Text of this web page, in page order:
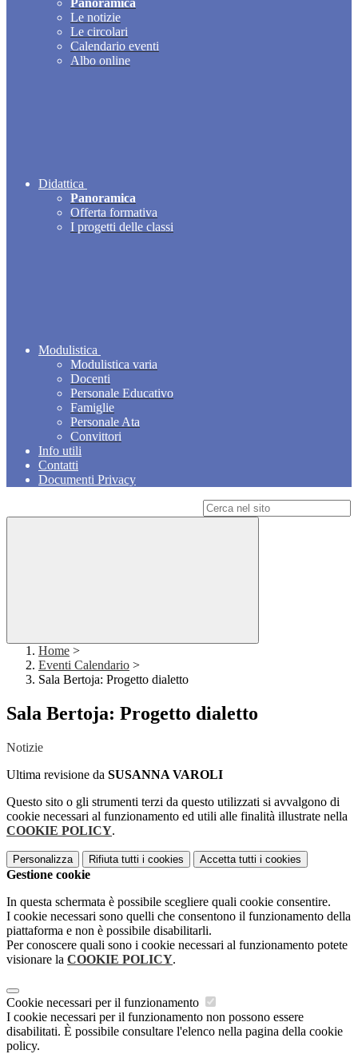
Panoramica
Le notizie
Le circolari
Calendario eventi
Albo online
Didattica
Panoramica
Offerta formativa
I progetti delle classi
Modulistica
Modulistica varia
Docenti
Personale Educativo
Famiglie
Personale Ata
Convittori
Info utili
Contatti
Documenti Privacy
Home >
Eventi Calendario >
Sala Bertoja: Progetto dialetto
Sala Bertoja: Progetto dialetto
Notizie
Ultima revisione da SUSANNA VAROLI
Questo sito o gli strumenti terzi da questo utilizzati si avvalgono di
cookie necessari al funzionamento ed utili alle finalità illustrate nella
COOKIE POLICY.
Personalizza Rifiuta tutti i cookies Accetta tutti i cookies
Gestione cookie
In questa schermata è possibile scegliere quali cookie consentire.
I cookie necessari sono quelli che consentono il funzionamento della
piattaforma e non è possibile disabilitarli.
Per conoscere quali sono i cookie necessari al funzionamento potete
visionare la COOKIE POLICY.
Cookie necessari per il funzionamento
I cookie necessari per il funzionamento non possono essere
disabilitati. È possibile consultare l'elenco nella pagina della cookie
policy.